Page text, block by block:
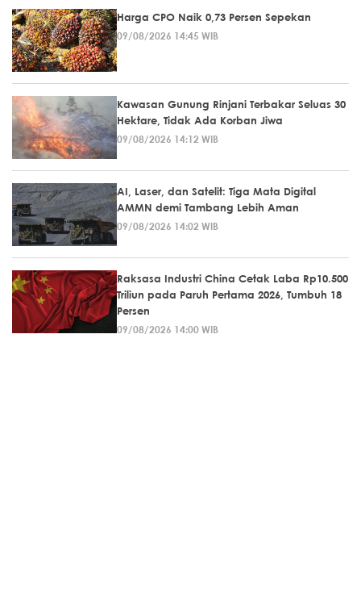
Harga CPO Naik 0,73 Persen Sepekan
09/08/2026 14:45 WIB
Kawasan Gunung Rinjani Terbakar Seluas 30
Hektare, Tidak Ada Korban Jiwa
09/08/2026 14:12 WIB
AI, Laser, dan Satelit: Tiga Mata Digital
AMMN demi Tambang Lebih Aman
09/08/2026 14:02 WIB
Raksasa Industri China Cetak Laba Rp10.500
Triliun pada Paruh Pertama 2026, Tumbuh 18
Persen
09/08/2026 14:00 WIB